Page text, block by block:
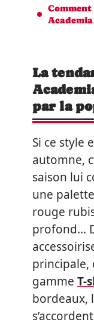
Academia
La
par la
Si ce style
automne,
saison lui
une
rouge
profond…
principale,
gamme T-
bordeaux,